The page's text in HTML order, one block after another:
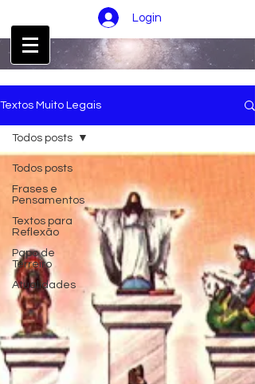
CONTATO :21 98256-0826
Login
Textos Muito Legais
Todos posts
Frases e
Pensamentos
Textos para
Reflexão
Papo de
Terreiro
Atualidades
Todos posts